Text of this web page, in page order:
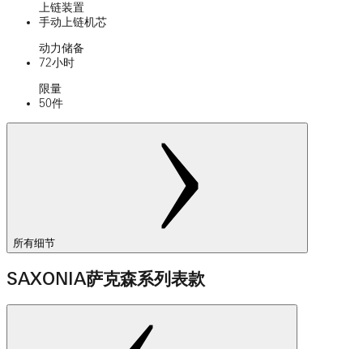
上链装置
手动上链机芯
动力储备
72小时
限量
50件
所有细节
SAXONIA萨克森系列表款